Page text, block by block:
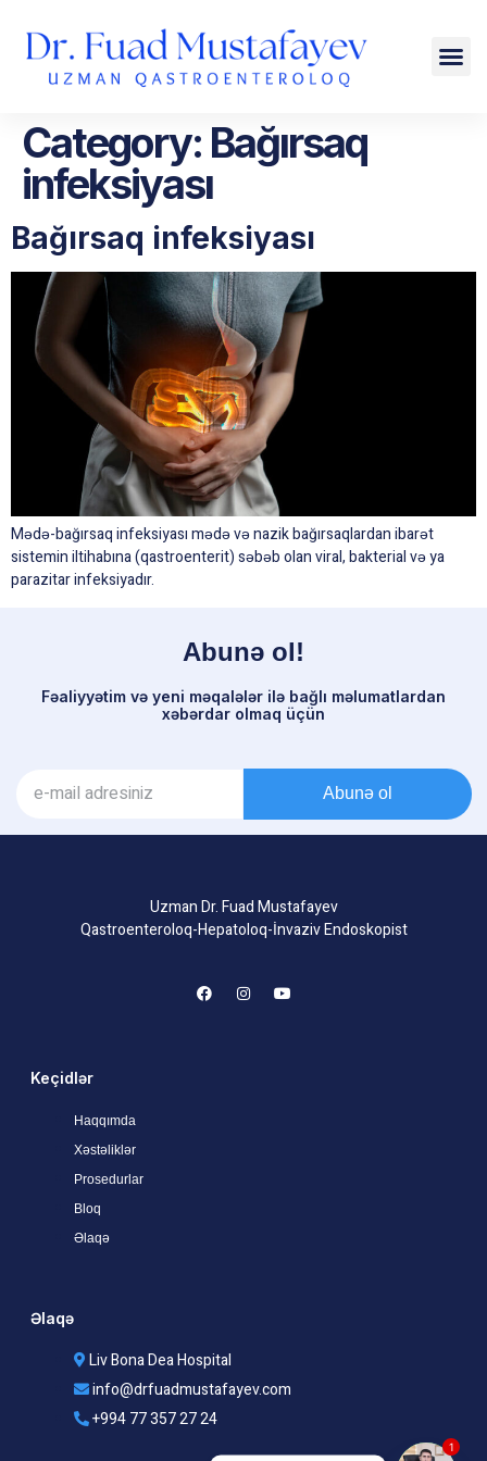
Category: Bağırsaq
infeksiyası
Bağırsaq infeksiyası
Mədə-bağırsaq infeksiyası mədə və nazik bağırsaqlardan ibarət
sistemin iltihabına (qastroenterit) səbəb olan viral, bakterial və ya
parazitar infeksiyadır.
Abunə ol!
Fəaliyyətim və yeni məqalələr ilə bağlı məlumatlardan
xəbərdar olmaq üçün
Abunə ol
Uzman Dr. Fuad Mustafayev
Qastroenteroloq-Hepatoloq-İnvaziv Endoskopist
Keçidlər
Haqqımda
Xəstəliklər
Prosedurlar
Bloq
Əlaqə
Əlaqə
Liv Bona Dea Hospital
info@drfuadmustafayev.com
+994 77 357 27 24
1